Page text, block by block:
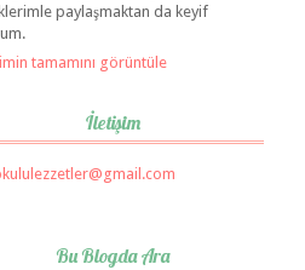
paylaşmaktan da keyif
tamamını görüntüle
İletişim
Bu Blogda Ara